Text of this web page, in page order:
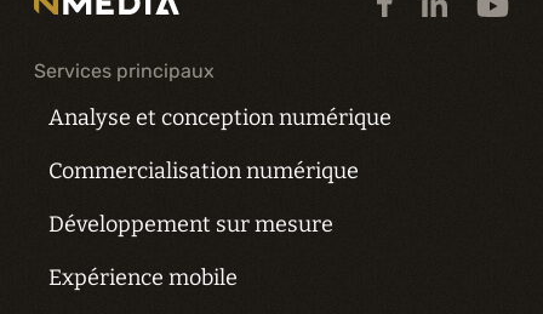
Services principaux
Analyse et conception numérique
Commercialisation numérique
Développement sur mesure
Expérience mobile